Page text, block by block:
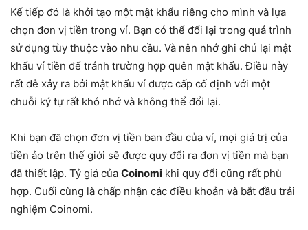
Kế tiếp đó là khởi tạo một mật khẩu riêng cho mình và lựa
chọn đơn vị tiền trong ví. Bạn có thể đổi lại trong quá trình
sử dụng tùy thuộc vào nhu cầu. Và nên nhớ ghi chú lại mật
khẩu ví tiền để tránh trường hợp quên mật khẩu. Điều này
rất dễ xảy ra bởi mật khẩu ví được cấp cố định với một
chuỗi ký tự rất khó nhớ và không thể đổi lại.
Khi bạn đã chọn đơn vị tiền ban đầu của ví, mọi giá trị của
tiền ảo trên thế giới sẽ được quy đổi ra đơn vị tiền mà bạn
đã thiết lập. Tỷ giá của Coinomi khi quy đổi cũng rất phù
hợp. Cuối cùng là chấp nhận các điều khoản và bắt đầu trải
nghiệm Coinomi.